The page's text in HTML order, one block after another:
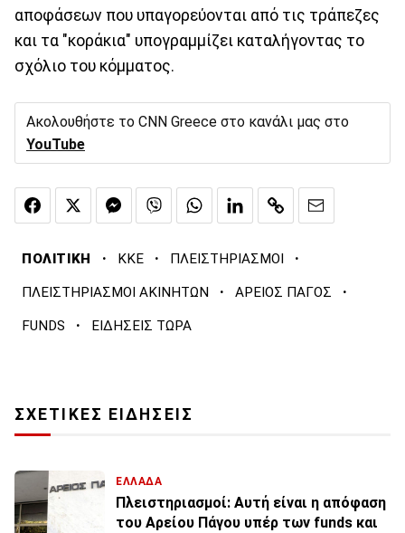
αποφάσεων που υπαγορεύονται από τις τράπεζες
και τα "κοράκια" υπογραμμίζει καταλήγοντας το
σχόλιο του κόμματος.
Ακολουθήστε το CNN Greece στο κανάλι μας στο
YouTube
ΠΟΛΙΤΙΚΗ · ΚΚΕ · ΠΛΕΙΣΤΗΡΙΑΣΜΟΙ ·
ΠΛΕΙΣΤΗΡΙΑΣΜΟΙ ΑΚΙΝΗΤΩΝ · ΑΡΕΙΟΣ ΠΑΓΟΣ ·
FUNDS · ΕΙΔΗΣΕΙΣ ΤΩΡΑ
ΣΧΕΤΙΚΕΣ ΕΙΔΗΣΕΙΣ
ΕΛΛΑΔΑ
Πλειστηριασμοί: Αυτή είναι η απόφαση
του Αρείου Πάγου υπέρ των funds και